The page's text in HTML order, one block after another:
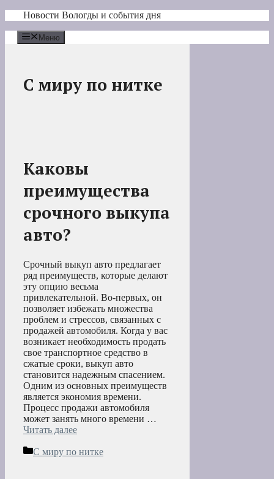
Перейти
содержимому
Новости Вологды и события дня
Меню
С миру по нитке
Каковы
преимущества
срочного выкупа
авто?
Срочный выкуп авто предлагает
ряд преимуществ, которые делают
эту опцию весьма
привлекательной. Во-первых, он
позволяет избежать множества
проблем и стрессов, связанных с
продажей автомобиля. Когда у вас
возникает необходимость продать
свое транспортное средство в
сжатые сроки, выкуп авто
становится надежным спасением.
Одним из основных преимуществ
является экономия времени.
Процесс продажи автомобиля
может занять много времени …
Читать далее
Рубрики
С миру по нитке